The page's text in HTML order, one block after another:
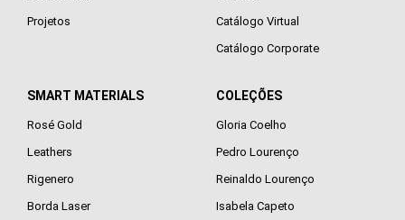
Projetos
Catálogo Virtual
Catálogo Corporate
SMART MATERIALS
Rosé Gold
Leathers
Rigenero
Borda Laser
COLEÇÕES
Gloria Coelho
Pedro Lourenço
Reinaldo Lourenço
Isabela Capeto